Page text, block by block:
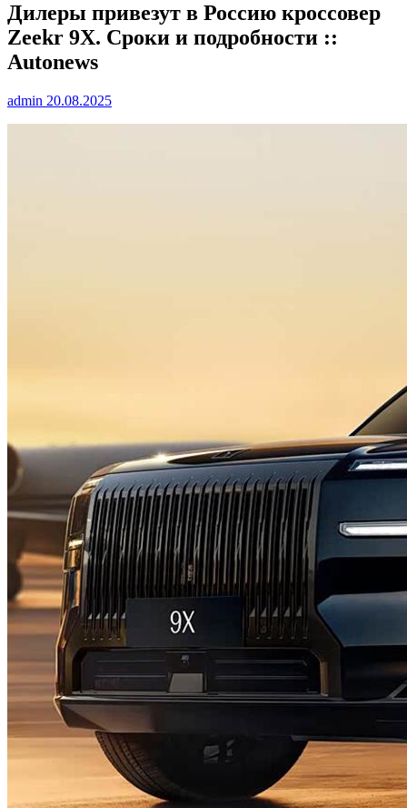
Дилеры привезут в Россию кроссовер
Zeekr 9X. Сроки и подробности ::
Autonews
admin 20.08.2025